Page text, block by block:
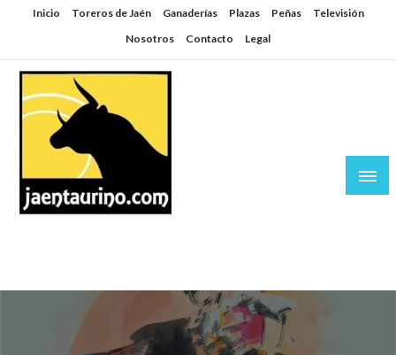
SaltarInicio Toreros de Jaén Ganaderías Plazas Peñas
Televisión
Nosotros
Contacto Legal